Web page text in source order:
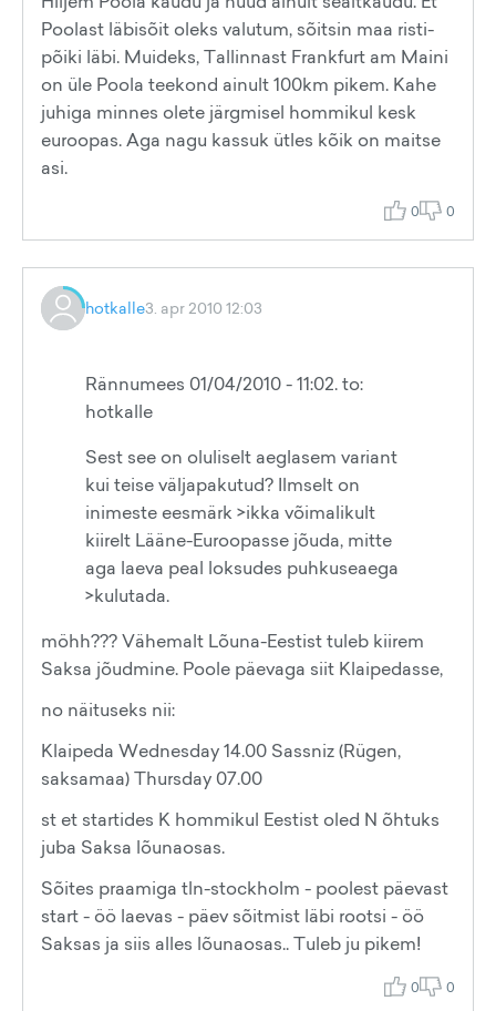
Poolast läbisõit oleks valutum, sõitsin maa risti-
põiki läbi. Muideks, Tallinnast Frankfurt am Maini
on üle Poola teekond ainult 100km pikem. Kahe
juhiga minnes olete järgmisel hommikul kesk
euroopas. Aga nagu kassuk ütles kõik on maitse
asi.
0 0
hotkalle3. apr 2010 12:03
Rännumees 01/04/2010 - 11:02. to:
hotkalle
Sest see on oluliselt aeglasem variant
kui teise väljapakutud? Ilmselt on
inimeste eesmärk >ikka võimalikult
kiirelt Lääne-Euroopasse jõuda, mitte
aga laeva peal loksudes puhkuseaega
>kulutada.
möhh??? Vähemalt Lõuna-Eestist tuleb kiirem
Saksa jõudmine. Poole päevaga siit Klaipedasse,
no näituseks nii:
Klaipeda Wednesday 14.00 Sassniz (Rügen,
saksamaa) Thursday 07.00
st et startides K hommikul Eestist oled N õhtuks
juba Saksa lõunaosas.
Sõites praamiga tln-stockholm - poolest päevast
start - öö laevas - päev sõitmist läbi rootsi - öö
Saksas ja siis alles lõunaosas.. Tuleb ju pikem!
0 0